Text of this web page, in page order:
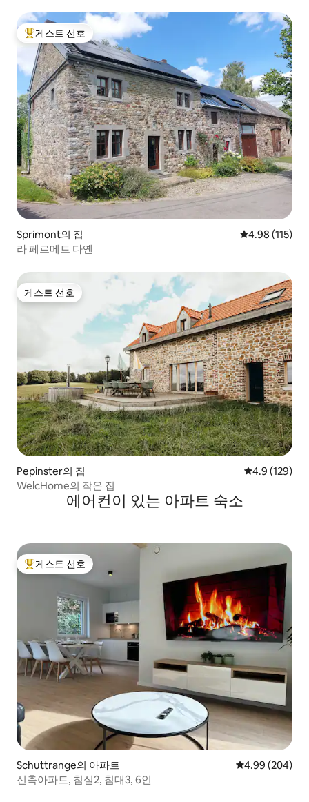
상위 게스트 선호
게스트 선호
Sprimont의 집 평점 4.98점(5
4.98 (115)
라 페르메트 다옌
게스트 선호
게스트 선호
Pepinster의 집 평점 4.9점(5
4.9 (129)
WelcHome의 작은 집
에어컨이 있는 아파트 숙소
상위 게스트 선호
게스트 선호
Schuttrange의 아파트 평점 4.99점(5
4.99 (204)
신축아파트, 침실2, 침대3, 6인